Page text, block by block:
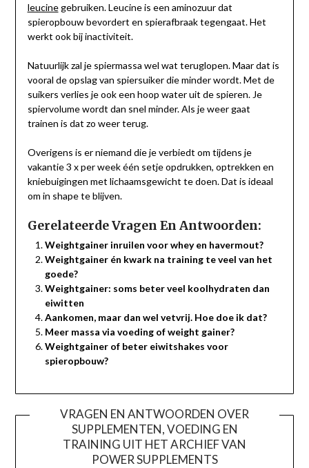
leucinegebruiken. Leucine is een aminozuur dat
spieropbouw bevordert en spierafbraak tegengaat. Het
werkt ook bij inactiviteit.
Natuurlijk zal je spiermassa wel wat teruglopen. Maar dat is
vooral de opslag van spiersuiker die minder wordt. Met de
suikers verlies je ook een hoop water uit de spieren. Je
spiervolume wordt dan snel minder. Als je weer gaat
trainen is dat zo weer terug.
Overigens is er niemand die je verbiedt om tijdens je
vakantie 3 x per week één setje opdrukken, optrekken en
kniebuigingen met lichaamsgewicht te doen. Dat is ideaal
om in shape te blijven.
Gerelateerde Vragen En Antwoorden:
Weightgainer inruilen voor whey en havermout?
Weightgainer én kwark na training te veel van het
goede?
Weightgainer: soms beter veel koolhydraten dan
eiwitten
Aankomen, maar dan wel vetvrij. Hoe doe ik dat?
Meer massa via voeding of weight gainer?
Weightgainer of beter eiwitshakes voor
spieropbouw?
VRAGEN EN ANTWOORDEN OVER
SUPPLEMENTEN, VOEDING EN
TRAINING UIT HET ARCHIEF VAN
POWER SUPPLEMENTS